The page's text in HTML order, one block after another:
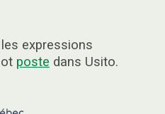
expressions
poste dans Usito.